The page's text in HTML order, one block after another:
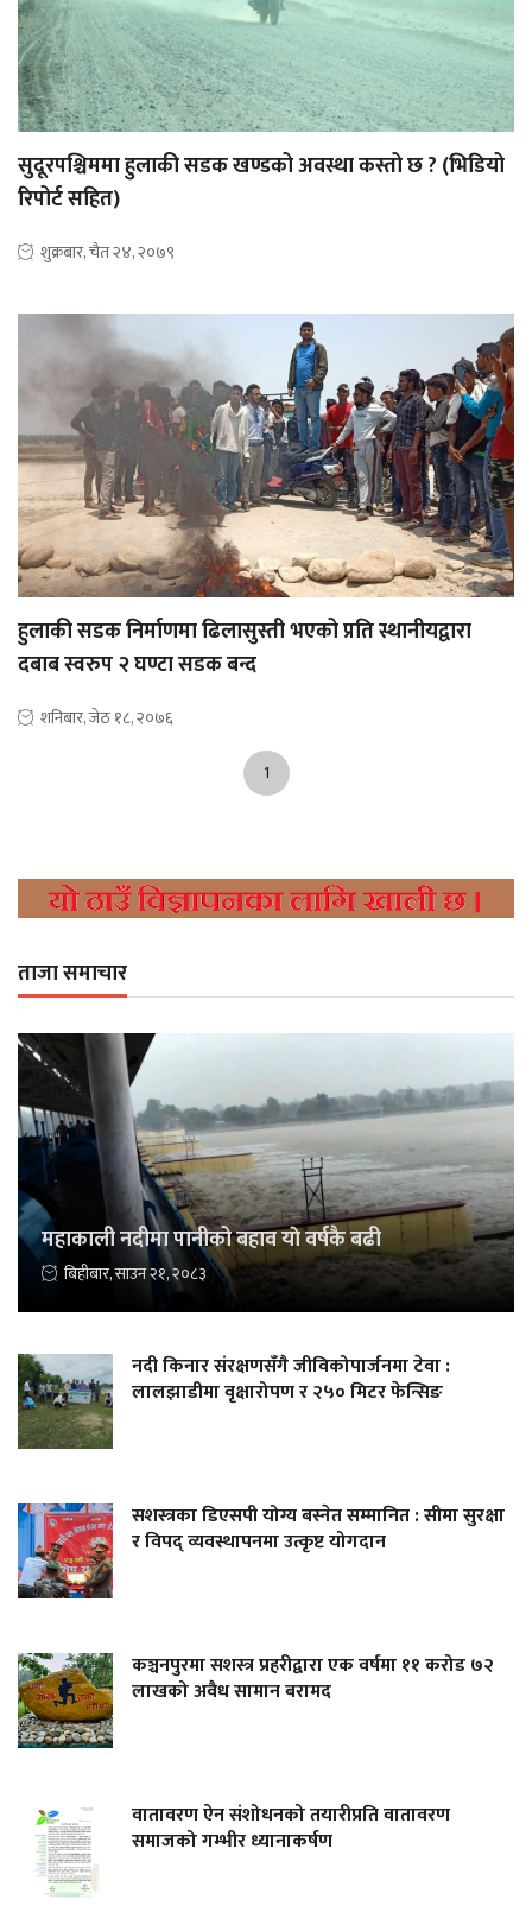
सुदूरपश्चिममा हुलाकी सडक खण्डको अवस्था कस्तो छ ? (भिडियो
रिपोर्ट सहित)
शुक्रबार, चैत २४, २०७९
हुलाकी सडक निर्माणमा ढिलासुस्ती भएको प्रति स्थानीयद्वारा
दबाब स्वरुप २ घण्टा सडक बन्द
शनिबार, जेठ १८, २०७६
1
ताजा समाचार
महाकाली नदीमा पानीको बहाव याे वर्षकै बढी
बिहीबार, साउन २१, २०८३
नदी किनार संरक्षणसँगै जीविकोपार्जनमा टेवा :
लालझाडीमा वृक्षारोपण र २५० मिटर फेन्सिङ
सशस्त्रका डिएसपी योग्य बस्नेत सम्मानित : सीमा सुरक्षा
र विपद् व्यवस्थापनमा उत्कृष्ट योगदान
कञ्चनपुरमा सशस्त्र प्रहरीद्वारा एक वर्षमा ११ करोड ७२
लाखको अवैध सामान बरामद
वातावरण ऐन संशोधनको तयारीप्रति वातावरण
समाजको गम्भीर ध्यानाकर्षण